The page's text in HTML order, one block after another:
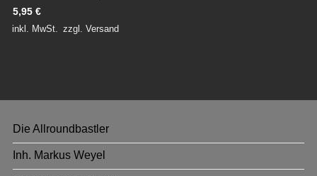
5,95 €
inkl. MwSt.
zzgl. Versand
Die Allroundbastler
Inh. Markus Weyel